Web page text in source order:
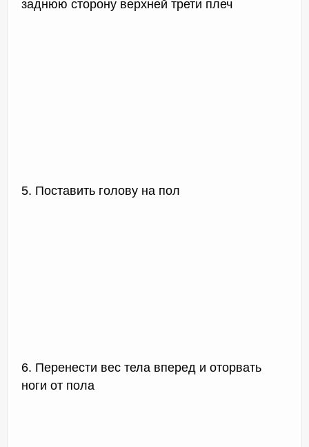
заднюю сторону верхней трети плеч
5. Поставить голову на пол
6. Перенести вес тела вперед и оторвать
ноги от пола